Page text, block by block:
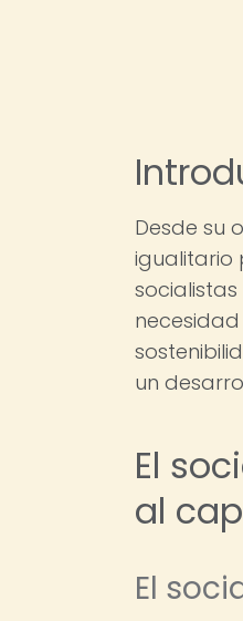
Desde su
igualitario
un
El
al
El